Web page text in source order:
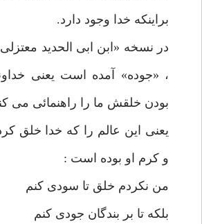
براینکه خدا وجود دارد.
در نسخه «ابن ابی الحدید
، «جوده» آمده است یعنی
بودن خلقش ما را راهنمائی می
یعنی این عالم را که خدا خلق
و کرم او بوده است :
من نکردم خلق تا سودی کنم
بلکه تا بر بندگان جودی کنم